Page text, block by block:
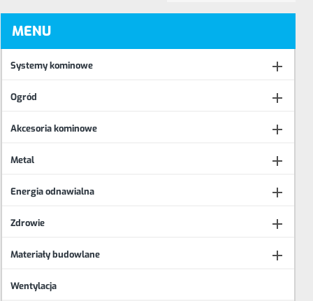
MENU
Systemy kominowe 
Ogród 
Akcesoria kominowe 
Metal 
Energia odnawialna 
Zdrowie 
Materiały budowlane 
Wentylacja